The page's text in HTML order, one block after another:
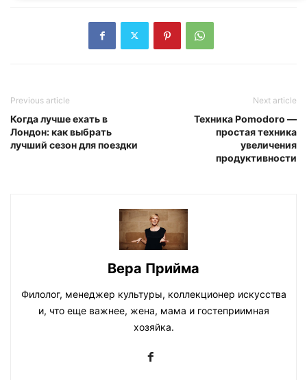
Previous article
Когда лучше ехать в
Лондон: как выбрать
лучший сезон для поездки
Next article
Техника Pomodoro —
простая техника
увеличения
продуктивности
Вера Прийма
Филолог, менеджер культуры, коллекционер искусства
и, что еще важнее, жена, мама и гостеприимная
хозяйка.